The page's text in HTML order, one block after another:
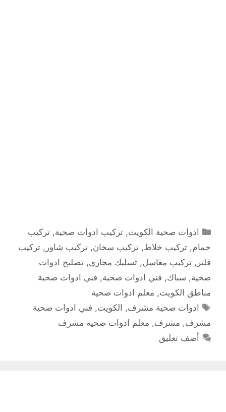
التصنيفات
ادوات صحية الكويت,تركيب ادوات صحية,تركيب
حمام, تركيب خلاط, تركيب سخان, تركيب شاور , تركيب
فلتر , تركيب مغاسل, تسليك مجاري, تصليح ادوات
صحية, سباك, فني ادوات صحية, فني ادوات صحية
مناطق الكويت, معلم ادوات صحية
الوسوم
ادوات صحية مشرف, الكويت, فني ادوات صحية
مشرف, مشرف, معلم ادوات صحية مشرف
أضف تعليق